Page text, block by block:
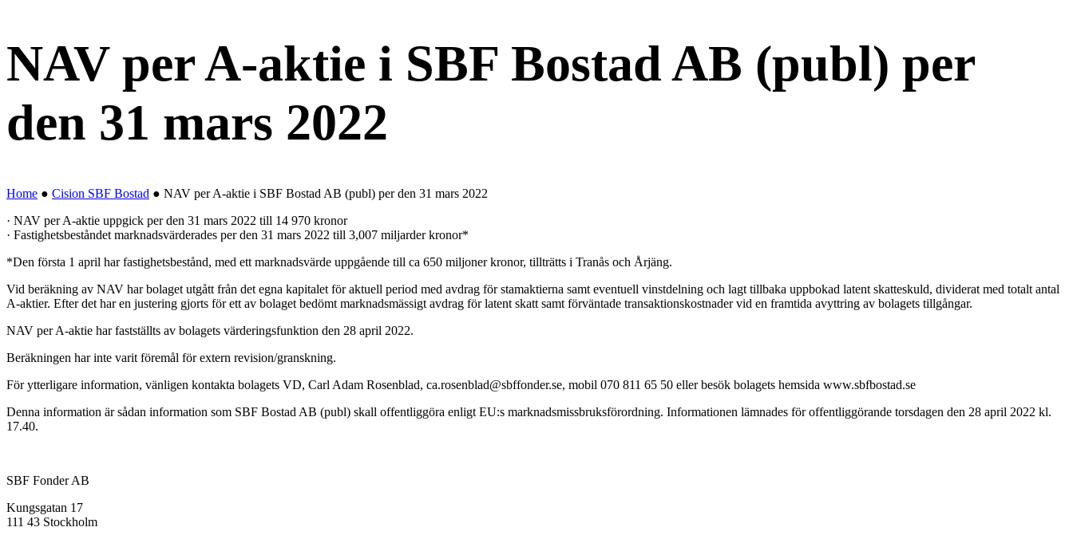
NAV per A-aktie i SBF Bostad AB (publ) per
den 31 mars 2022
Home ● Cision SBF Bostad ● NAV per A-aktie i SBF Bostad AB (publ) per den 31 mars 2022
· NAV per A-aktie uppgick per den 31 mars 2022 till 14 970 kronor
· Fastighetsbeståndet marknadsvärderades per den 31 mars 2022 till 3,007 miljarder kronor*
*Den första 1 april har fastighetsbestånd, med ett marknadsvärde uppgående till ca 650 miljoner kronor, tillträtts i Tranås och Årjäng.
Vid beräkning av NAV har bolaget utgått från det egna kapitalet för aktuell period med avdrag för stamaktierna samt eventuell vinstdelning och lagt tillbaka uppbokad latent skatteskuld, dividerat med totalt antal
A-aktier. Efter det har en justering gjorts för ett av bolaget bedömt marknadsmässigt avdrag för latent skatt samt förväntade transaktionskostnader vid en framtida avyttring av bolagets tillgångar.
NAV per A-aktie har fastställts av bolagets värderingsfunktion den 28 april 2022.
Beräkningen har inte varit föremål för extern revision/granskning.
För ytterligare information, vänligen kontakta bolagets VD, Carl Adam Rosenblad, ca.rosenblad@sbffonder.se, mobil 070 811 65 50 eller besök bolagets hemsida www.sbfbostad.se
Denna information är sådan information som SBF Bostad AB (publ) skall offentliggöra enligt EU:s marknadsmissbruksförordning. Informationen lämnades för offentliggörande torsdagen den 28 april 2022 kl.
17.40.
SBF Fonder AB
Kungsgatan 17
111 43 Stockholm